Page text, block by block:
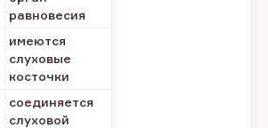
равновесия
имеются
слуховые
косточки
соединяется
слуховой